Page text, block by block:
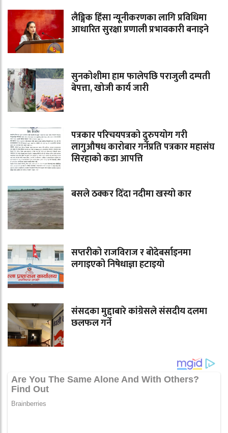
लैङ्गिक हिंसा न्यूनीकरणका लागि प्रविधिमा
आधारित सुरक्षा प्रणाली प्रभावकारी बनाइने
सुनकोशीमा हाम फालेपछि पराजुली दम्पती
बेपत्ता, खोजी कार्य जारी
पत्रकार परिचयपत्रको दुरुपयोग गरी
लागुऔषध कारोबार गर्नेप्रति पत्रकार महासंघ
सिरहाको कडा आपत्ति
बसले ठक्कर दिँदा नदीमा खस्यो कार
सप्तरीको राजविराज र बोदेबर्साइनमा
लगाइएको निषेधाज्ञा हटाइयो
संसदका मुद्दाबारे कांग्रेसले संसदीय दलमा
छलफल गर्ने